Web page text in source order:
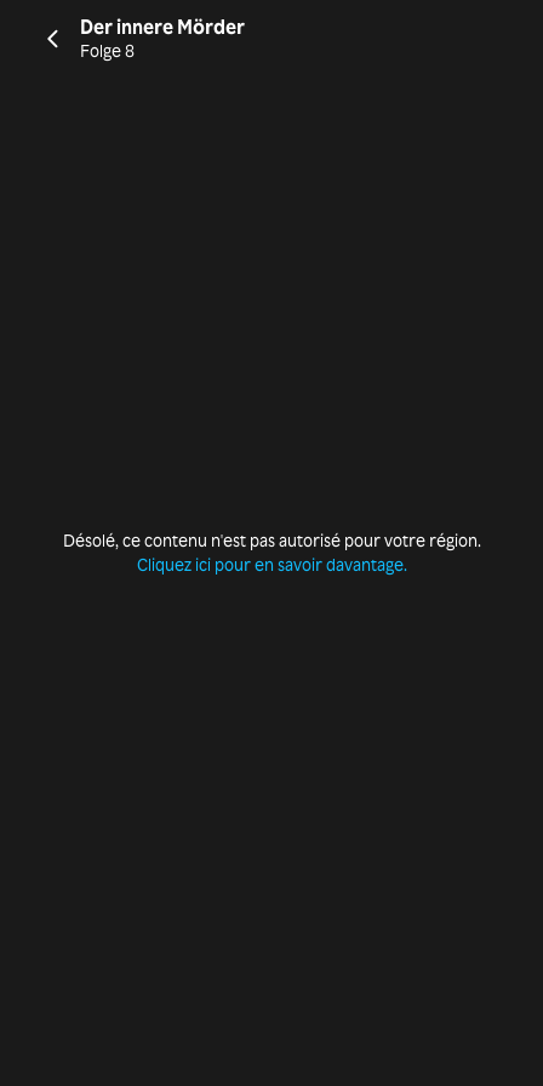
Der innere Mörder
Folge 8
Désolé, ce contenu n'est pas autorisé pour votre région.
Cliquez ici pour en savoir davantage.